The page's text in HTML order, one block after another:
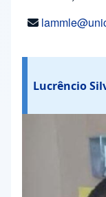
Lucrêncio